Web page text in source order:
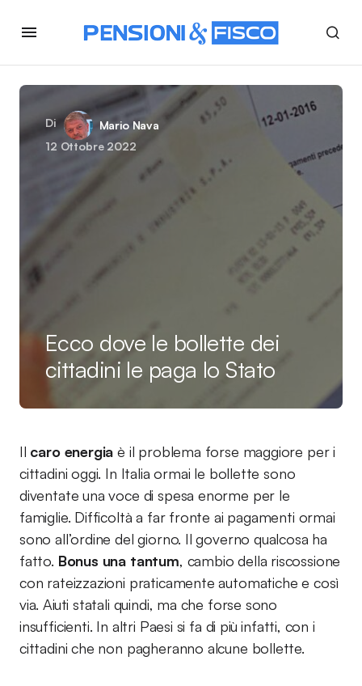
Di
Mario Nava
12 Ottobre 2022
Ecco dove le bollette dei
cittadini le paga lo Stato
Il caro energia è il problema forse maggiore per i
cittadini oggi. In Italia ormai le bollette sono
diventate una voce di spesa enorme per le
famiglie. Difficoltà a far fronte ai pagamenti ormai
sono all’ordine del giorno. Il governo qualcosa ha
fatto. Bonus una tantum, cambio della riscossione
con rateizzazioni praticamente automatiche e così
via. Aiuti statali quindi, ma che forse sono
insufficienti. In altri Paesi si fa di più infatti, con i
cittadini che non pagheranno alcune bollette.